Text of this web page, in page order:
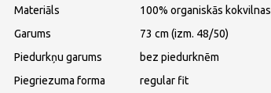
Materiāls
100% organiskās kokvilnas
Garums
73 cm (izm. 48/50)
Piedurkņu garums
bez piedurknēm
Piegriezuma forma
regular fit